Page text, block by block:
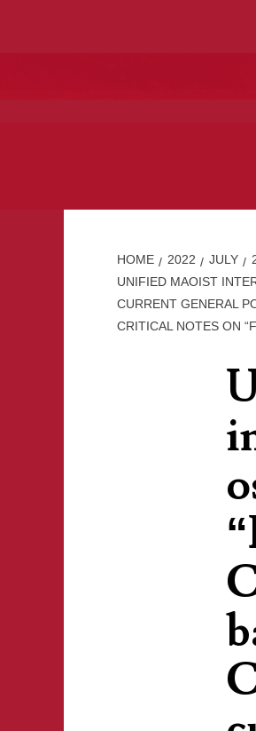
HOME 2022 JULY
UNIFIED MAOIST
CURRENT GENERAL
CRITICAL NOTES ON